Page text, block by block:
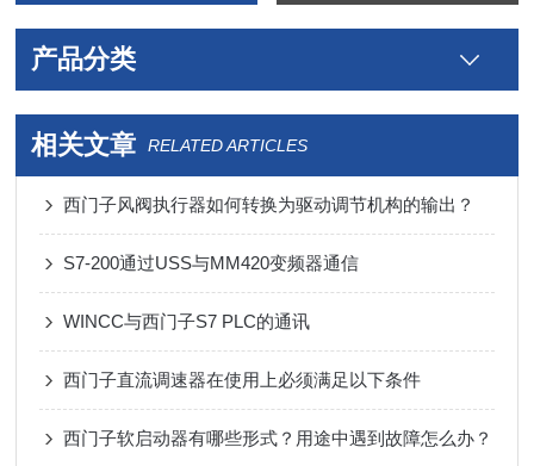
产品分类
相关文章 RELATED ARTICLES
西门子风阀执行器如何转换为驱动调节机构的输出？
S7-200通过USS与MM420变频器通信
WINCC与西门子S7 PLC的通讯
西门子直流调速器在使用上必须满足以下条件
西门子软启动器有哪些形式？用途中遇到故障怎么办？